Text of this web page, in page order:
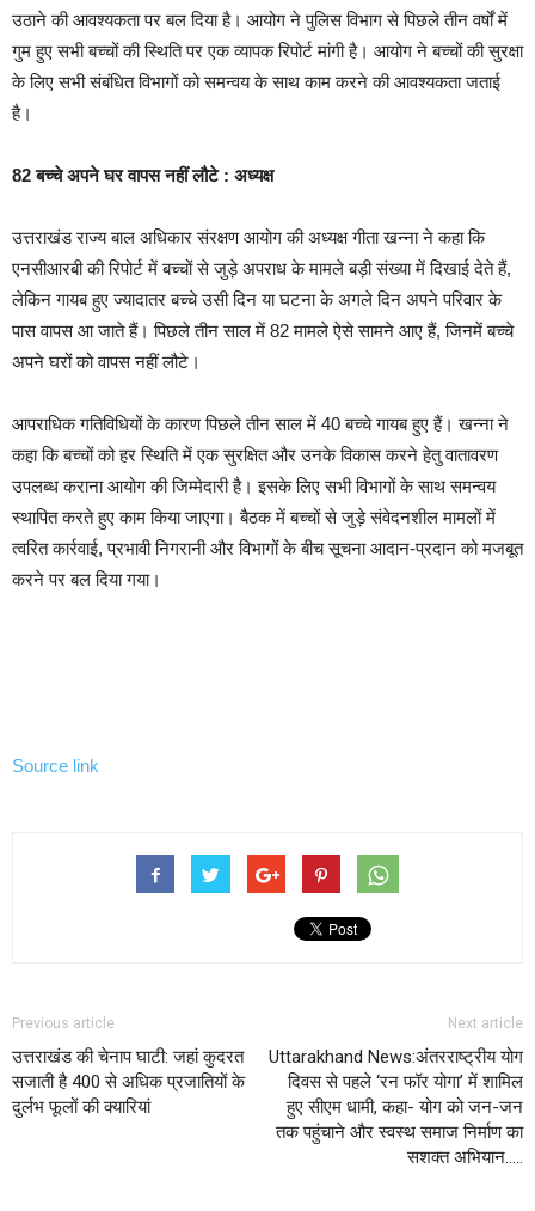
उठाने की आवश्यकता पर बल दिया है। आयोग ने पुलिस विभाग से पिछले तीन वर्षों में
गुम हुए सभी बच्चों की स्थिति पर एक व्यापक रिपोर्ट मांगी है। आयोग ने बच्चों की सुरक्षा
के लिए सभी संबंधित विभागों को समन्वय के साथ काम करने की आवश्यकता जताई
है।
82 बच्चे अपने घर वापस नहीं लौटे : अध्यक्ष
उत्तराखंड राज्य बाल अधिकार संरक्षण आयोग की अध्यक्ष गीता खन्ना ने कहा कि
एनसीआरबी की रिपोर्ट में बच्चों से जुड़े अपराध के मामले बड़ी संख्या में दिखाई देते हैं,
लेकिन गायब हुए ज्यादातर बच्चे उसी दिन या घटना के अगले दिन अपने परिवार के
पास वापस आ जाते हैं। पिछले तीन साल में 82 मामले ऐसे सामने आए हैं, जिनमें बच्चे
अपने घरों को वापस नहीं लौटे।
आपराधिक गतिविधियों के कारण पिछले तीन साल में 40 बच्चे गायब हुए हैं। खन्ना ने
कहा कि बच्चों को हर स्थिति में एक सुरक्षित और उनके विकास करने हेतु वातावरण
उपलब्ध कराना आयोग की जिम्मेदारी है। इसके लिए सभी विभागों के साथ समन्वय
स्थापित करते हुए काम किया जाएगा। बैठक में बच्चों से जुड़े संवेदनशील मामलों में
त्वरित कार्रवाई, प्रभावी निगरानी और विभागों के बीच सूचना आदान-प्रदान को मजबूत
करने पर बल दिया गया।
Source link
Previous article
उत्तराखंड की चेनाप घाटी: जहां कुदरत
सजाती है 400 से अधिक प्रजातियों के
दुर्लभ फूलों की क्यारियां
Next article
Uttarakhand News:अंतरराष्ट्रीय योग
दिवस से पहले ‘रन फॉर योगा’ में शामिल
हुए सीएम धामी, कहा- योग को जन-जन
तक पहुंचाने और स्वस्थ समाज निर्माण का
सशक्त अभियान…..